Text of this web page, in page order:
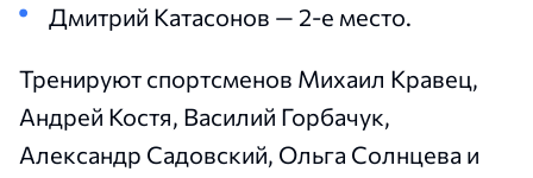
Дмитрий Катасонов — 2-е место.
Тренируют спортсменов Михаил Кравец,
Андрей Костя, Василий Горбачук,
Александр Садовский, Ольга Солнцева и